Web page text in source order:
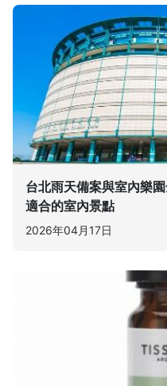
台北雨天備案與室內樂
適合的室內景點
2026年04月17日